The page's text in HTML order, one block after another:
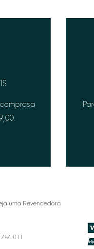
uma Revendedora
011